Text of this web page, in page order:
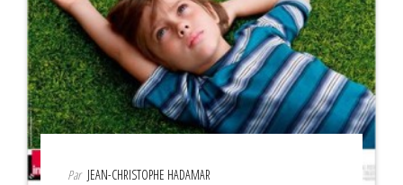
Par JEAN-CHRISTOPHE HADAMAR